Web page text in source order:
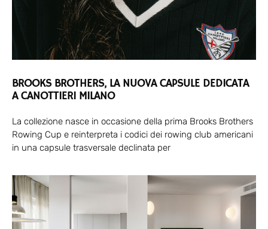
BROOKS BROTHERS, LA NUOVA CAPSULE DEDICATA
A CANOTTIERI MILANO
La collezione nasce in occasione della prima Brooks Brothers
Rowing Cup e reinterpreta i codici dei rowing club americani
in una capsule trasversale declinata per